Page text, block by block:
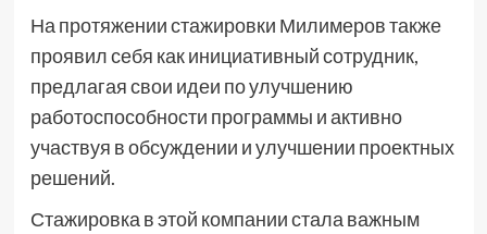
На протяжении стажировки Милимеров также
проявил себя как инициативный сотрудник,
предлагая свои идеи по улучшению
работоспособности программы и активно
участвуя в обсуждении и улучшении проектных
решений.
Стажировка в этой компании стала важным